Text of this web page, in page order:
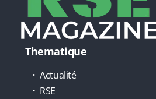
Thematique
Actualité
RSE